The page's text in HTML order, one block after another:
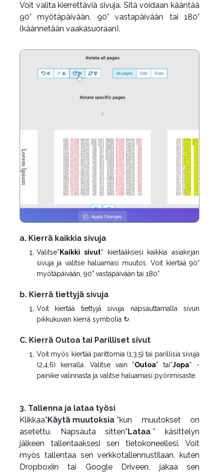
Voit valita kierrettäviä sivuja. Sitä voidaan kääntää
90° myötäpäivään, 90° vastapäivään tai 180°
(käännetään vaakasuoraan).
a. Kierrä kaikkia sivuja
Valitse” Kaikki sivut” kiertääksesi kaikkia asiakirjan
sivuja ja valitse haluamasi muutos. Voit kiertää 90°
myötäpäivään, 90° vastapäivään tai 180°
b. Kierrä tiettyjä sivuja
Voit kiertää tiettyjä sivuja napsauttamalla sivun
pikkukuvan kierrä symbolia ↻.
C. Kierrä Outoa tai Parilliset sivut
Voit myös kiertää parittomia (1,3,5) tai parillisia sivuja
(2,4,6) kerralla. Valitse vain ”Outoa” tai”Jopa” -
painike valinnasta ja valitse haluamasi pyörimisaste.
3. Tallenna ja lataa työsi
Klikkaa”Käytä muutoksia ”kun muutokset on
asetettu. Napsauta sitten”Lataa ” käsittelyn
jälkeen tallentaaksesi sen tietokoneellesi. Voit
myös tallentaa sen verkkotallennustilaan, kuten
Dropboxiin tai Google Driveen, jakaa sen